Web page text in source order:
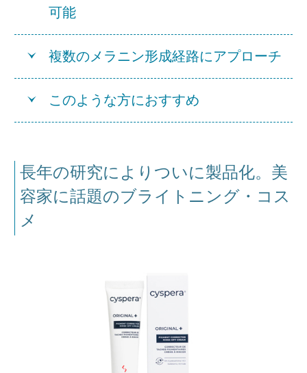
可能
複数のメラニン形成経路にアプローチ
このような方におすすめ
長年の研究によりついに製品化。美
容家に話題のブライトニング・コス
メ